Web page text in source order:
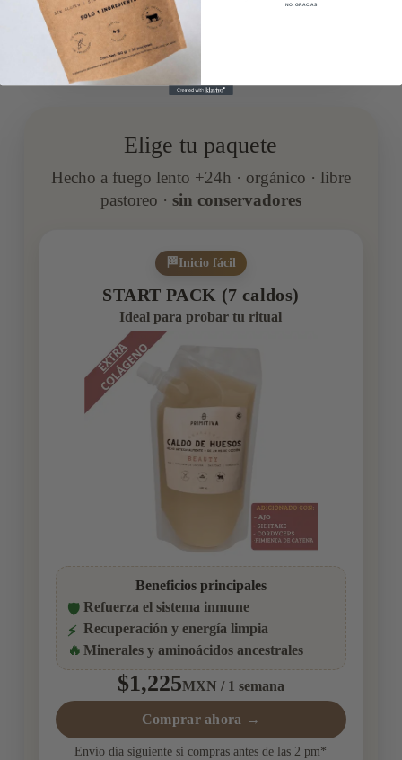
al despertar
Elige tu paquete
Hecho a fuego lento +24h · orgánico · libre
pastoreo · sin conservadores
🏁Inicio fácil
START PACK (7 caldos)
Ideal para probar tu ritual
Beneficios principales
🛡️ Refuerza el sistema inmune
⚡ Recuperación y energía limpia
🔥 Minerales y aminoácidos ancestrales
$1,225MXN / 1 semana
Comprar ahora →
Envío día siguiente si compras antes de las 2 pm*
NO, GRACIAS